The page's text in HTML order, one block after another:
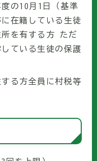
の10月1日（基準
在籍している生徒
を有する方 ただ
ている生徒の保護
る方全員に村税等